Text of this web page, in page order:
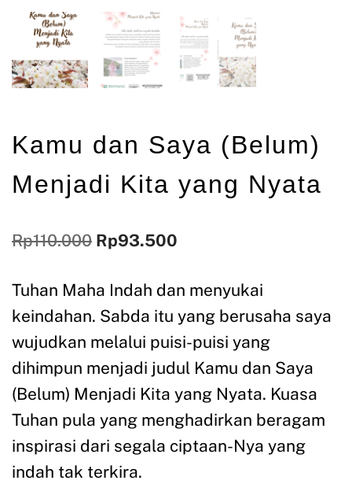
Kamu dan Saya (Belum)
Menjadi Kita yang Nyata
Rp110.000 Rp93.500
Tuhan Maha Indah dan menyukai
keindahan. Sabda itu yang berusaha saya
wujudkan melalui puisi-puisi yang
dihimpun menjadi judul Kamu dan Saya
(Belum) Menjadi Kita yang Nyata. Kuasa
Tuhan pula yang menghadirkan beragam
inspirasi dari segala ciptaan-Nya yang
indah tak terkira.